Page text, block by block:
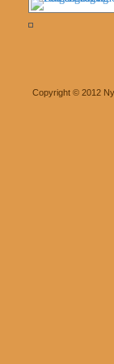
Copyright © 2012